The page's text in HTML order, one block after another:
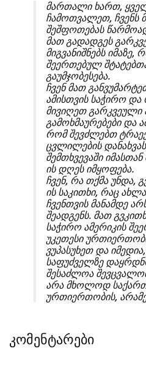
მართალი ხართ,
ჩამოთვალეთ, ჩვენს
შეშფოთებას
მათ გადადგეს
მიგვანიშნებს
შეერთებულ
გაუმჯობესება.
ჩვენ მათ
ამისთვის საჭირო
მივიღეთ გარკვეული
გამოხმაურებები და
რომ შევძლებთ
ცვლილების
შემთხვევაში
ის დღეს იმყოფება.
ჩვენ, რა თქმა უნდა,
ის საკითხი, რაც
ჩვენთვის მანამდე
შეადგენს. მათ
საჭირო ამერიკის
უკეთესი
ვუპასუხეთ და
საფუძველზე
შესაძლოა
არა მხოლოდ
ურთიერთობის,
კომენტარები